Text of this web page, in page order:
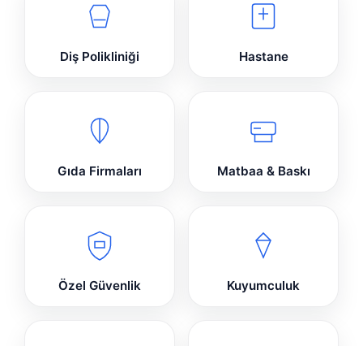
Diş Polikliniği Hastane
Gıda Firmaları Matbaa & Baskı
Özel Güvenlik Kuyumculuk